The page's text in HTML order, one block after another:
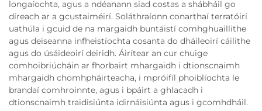
longaíochta, agus a ndéanann siad costas a shábháil go
díreach ar a gcustaiméirí. Soláthraíonn conarthaí terratóirí
uathúla i gcuid de na margaidh buntáistí comhghuaillithe
agus deiseanna infheistíochta cosanta do dháileoirí cáilithe
agus do úsáideoirí deiridh. Áirítear an cur chuige
comhoibriúcháin ar fhorbairt mhargaidh i dtionscnaimh
mhargaidh chomhpháirteacha, i mpróifíl phoiblíochta le
brandaí comhroinnte, agus i bpáirt a ghlacadh i
dtionscnaimh traidisiúnta idirnáisiúnta agus i gcomhdháil.